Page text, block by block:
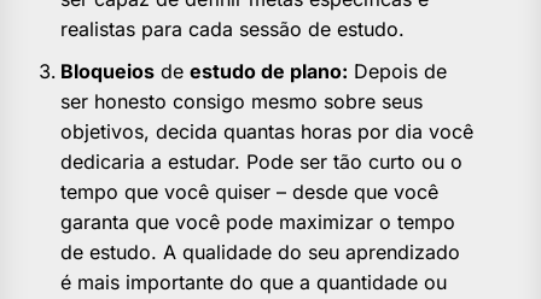
realistas para cada sessão de estudo.
Bloqueios de estudo de plano: Depois de
ser honesto consigo mesmo sobre seus
objetivos, decida quantas horas por dia você
dedicaria a estudar. Pode ser tão curto ou o
tempo que você quiser – desde que você
garanta que você pode maximizar o tempo
de estudo. A qualidade do seu aprendizado
é mais importante do que a quantidade ou